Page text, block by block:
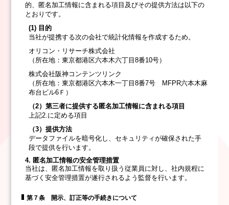
的、匿名加工情報に含まれる項目及びその提供方法は以下の
とおりです。
(1) 目的
当社が提携する次の会社で統計化情報を作成するため。
オリコン・リサーチ株式会社
（所在地：東京都港区六本木六丁目8番10号）
株式会社阪神コンテンツリンク
（所在地：東京都港区六本木一丁目8番7号 MFPR六本木麻
布台ビル6Ｆ）
（2）第三者に提供する匿名加工情報に含まれる項目
上記2.に定める項目
（3）提供方法
データファイルを暗号化し、セキュリティが確保された手
段で提供を行います。
4. 匿名加工情報の安全管理措置
当社は、匿名加工情報を取り扱う従業員に対し、社内規程に
基づく安全管理措置が遂行されるよう監督を行います。
第７条 開示、訂正等の手続きについて